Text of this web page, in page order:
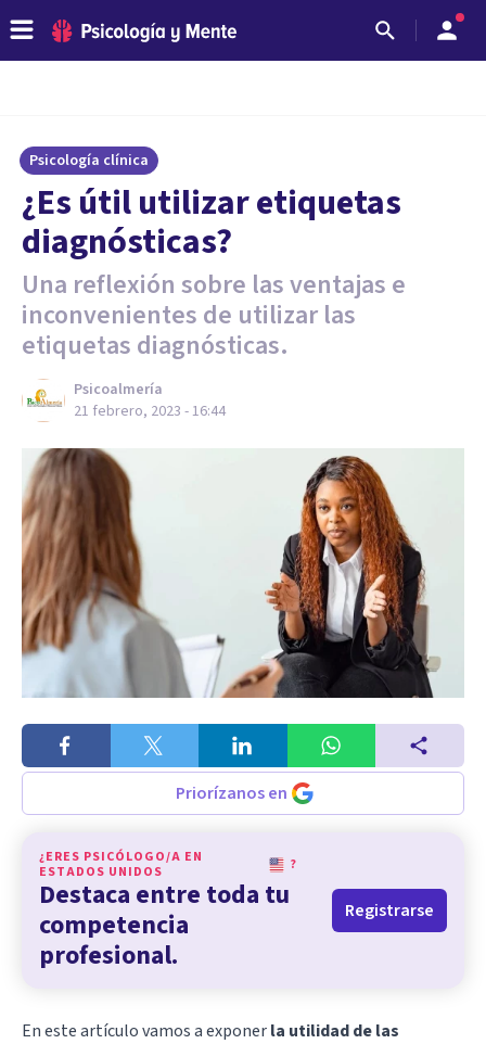
Psicología clínica
¿Es útil utilizar etiquetas
diagnósticas?
Una reflexión sobre las ventajas e
inconvenientes de utilizar las
etiquetas diagnósticas.
Psicoalmería
21 febrero, 2023 - 16:44
Priorízanos en
¿ERES PSICÓLOGO/A EN
ESTADOS UNIDOS
?
Destaca entre toda tu
competencia
profesional.
Registrarse
En este artículo vamos a exponerla utilidad de las